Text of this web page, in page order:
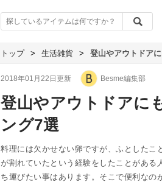
トップ > 生活雑貨 > 登山やアウトドア
2018年01月22日更新 Besme編集部
登山やアウトドアに
ング7選
料理には欠かせない卵ですが、ふとしたこ
が割れていたという経験をしたことがあ
ち運びたい事はあります。そこで便利なの